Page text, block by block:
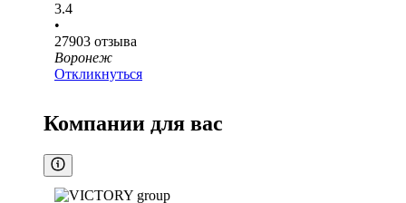
3.4
•
27903 отзыва
Воронеж
Откликнуться
Компании для вас